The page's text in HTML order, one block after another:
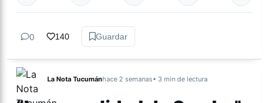
0 140 Guardar
La Nota Tucumánhace 2 semanas• 3 min de lectura